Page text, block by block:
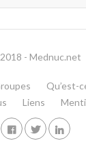
- Mednuc.net
Qu’est-
Liens